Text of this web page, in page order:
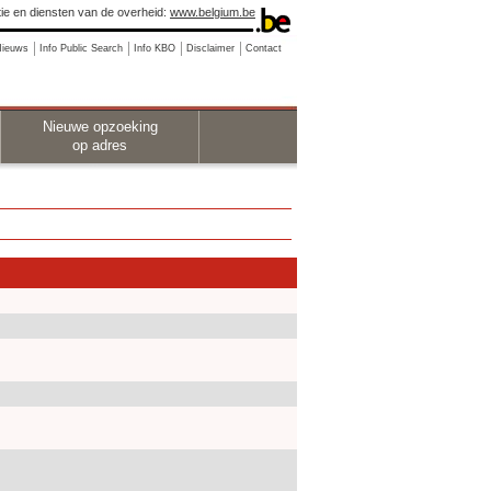
en diensten van de overheid: www.belgium.be
Info Public Search Info KBO Disclaimer Contact
Nieuwe opzoeking
op adres